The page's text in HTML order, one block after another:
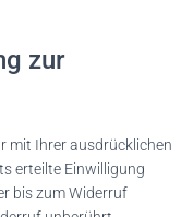
zur
mit Ihrer ausdrücklichen
erteilte Einwilligung
bis zum Widerruf